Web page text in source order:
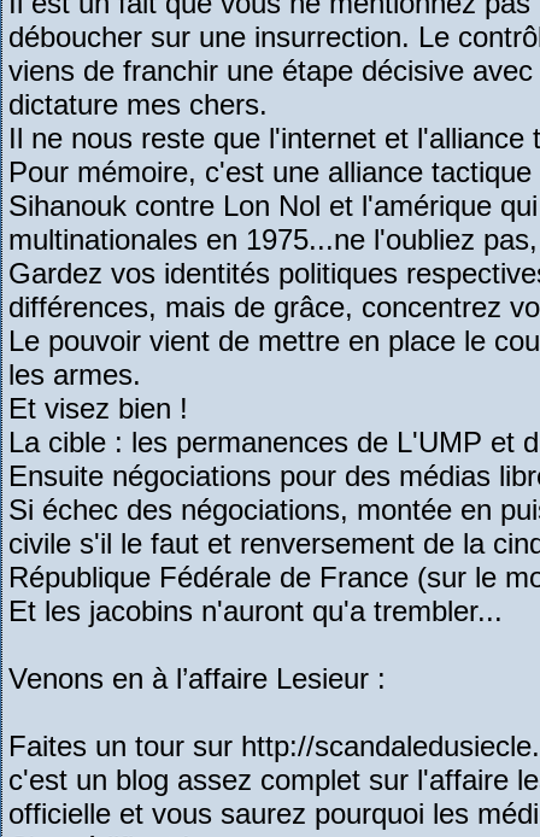
déboucher sur une insurrection. Le
viens de franchir une étape décisive
dictature mes chers.
Il ne nous reste que l'internet et l'alliance
Pour mémoire, c'est une alliance
Sihanouk contre Lon Nol et l'amérique
multinationales en 1975...ne l'oubliez
Gardez vos identités politiques
différences, mais de grâce, concentrez
Le pouvoir vient de mettre en place le
les armes.
Et visez bien !
La cible : les permanences de L'UMP et
Ensuite négociations pour des médias
Si échec des négociations, montée en
civile s'il le faut et renversement de la
République Fédérale de France (sur le
Et les jacobins n'auront qu'a trembler...
Venons en à l’affaire Lesieur :
Faites un tour sur http://
c'est un blog assez complet sur l'affaire
officielle et vous saurez pourquoi les